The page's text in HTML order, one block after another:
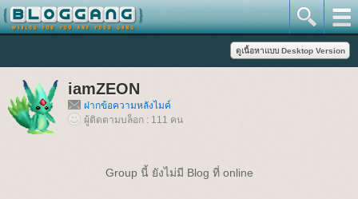
iamZEON
ฝากข้อความหลังไมค์
ผู้ติดตามบล็อก : 111 คน
Group นี้ ยังไม่มี Blog ที่ online